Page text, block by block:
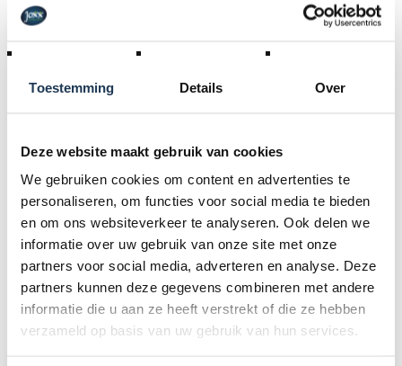
Toestemming Details Over
Deze website maakt gebruik van cookies
We gebruiken cookies om content en advertenties te
personaliseren, om functies voor social media te bieden
en om ons websiteverkeer te analyseren. Ook delen we
informatie over uw gebruik van onze site met onze
partners voor social media, adverteren en analyse. Deze
partners kunnen deze gegevens combineren met andere
informatie die u aan ze heeft verstrekt of die ze hebben
verzameld op basis van uw gebruik van hun services.
Driftwerk Freestyle Scooter DS1.5 - Mudcrack
Merk: Driftwerk
€ 89,10
Incl. BTW